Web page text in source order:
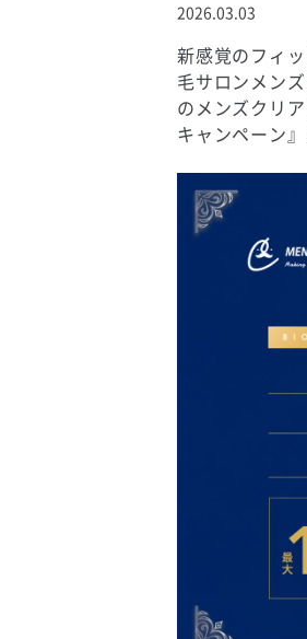
2026.03.03
新感覚のフィ
毛サロンメン
のメンズクリ
キャンペーン